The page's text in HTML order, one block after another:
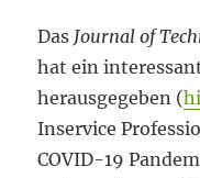
Das Journal of
hat ein
herausgegeben (
Inservice
COVID-19